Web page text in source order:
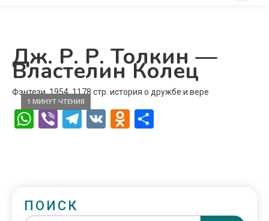
Дж. Р. Р. Толкин —
Властелин Колец
1 МИНУТ ЧТЕНИЯ
Фэнтези, 1954, 1178 стр. история о дружбе и вере
WhatsApp
ViberTelegram
VK Odnoklassniki
ПОИСК